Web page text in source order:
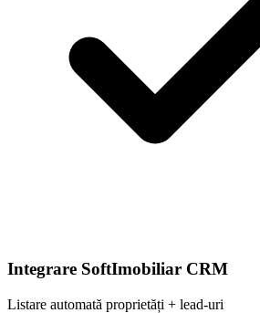
Integrare SoftImobiliar CRM
Listare automată proprietăți + lead-uri